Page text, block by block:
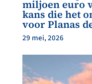
miljoen euro
kans die het
voor Planas
29 mei, 2026